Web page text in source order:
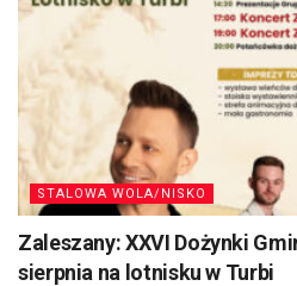
STALOWA WOLA/NISKO
Zaleszany: XXVI Dożynki
sierpnia na lotnisku w Turbi